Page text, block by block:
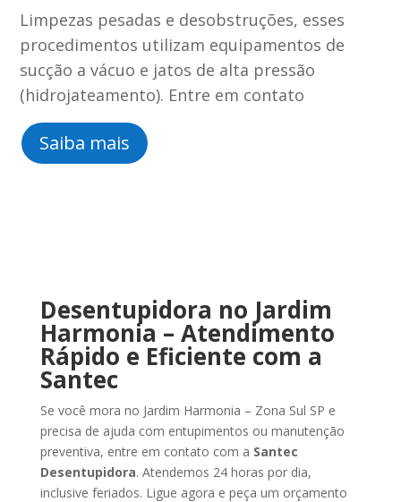
Limpezas pesadas e desobstruções, esses
procedimentos utilizam equipamentos de
sucção a vácuo e jatos de alta pressão
(hidrojateamento). Entre em contato
Saiba mais
Desentupidora no Jardim
Harmonia – Atendimento
Rápido e Eficiente com a
Santec
Se você mora no Jardim Harmonia – Zona Sul SP e
precisa de ajuda com entupimentos ou manutenção
preventiva, entre em contato com a Santec
Desentupidora. Atendemos 24 horas por dia,
inclusive feriados. Ligue agora e peça um orçamento